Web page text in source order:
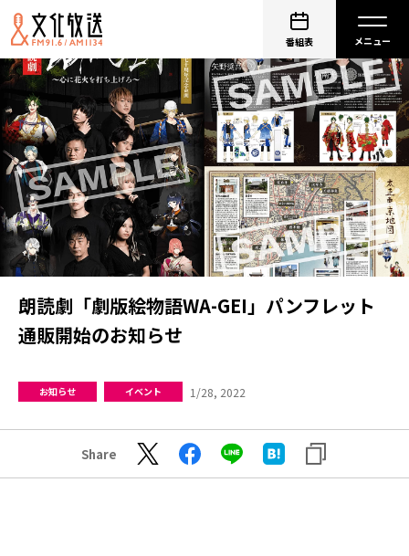
番組表
朗読劇「劇版絵物語WA-GEI」パンフレット
通販開始のお知らせ
お知らせ イベント 1/28, 2022
Share